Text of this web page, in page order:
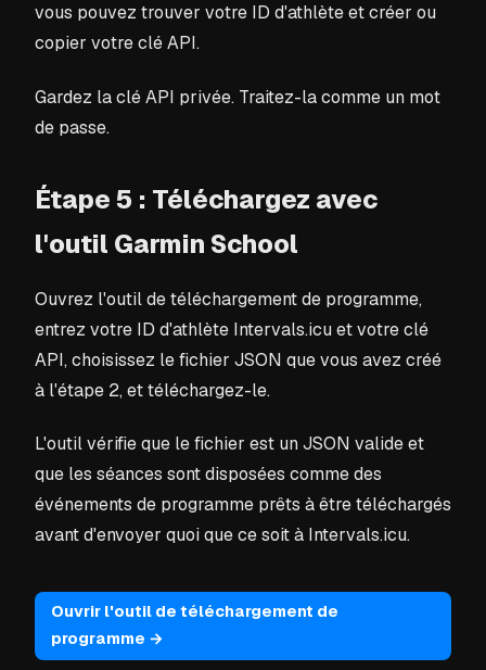
vous pouvez trouver votre ID d'athlète et créer ou
copier votre clé API.
Gardez la clé API privée. Traitez-la comme un mot
de passe.
Étape 5 : Téléchargez avec
l'outil Garmin School
Ouvrez l'outil de téléchargement de programme,
entrez votre ID d'athlète Intervals.icu et votre clé
API, choisissez le fichier JSON que vous avez créé
à l'étape 2, et téléchargez-le.
L'outil vérifie que le fichier est un JSON valide et
que les séances sont disposées comme des
événements de programme prêts à être téléchargés
avant d'envoyer quoi que ce soit à Intervals.icu.
Ouvrir l'outil de téléchargement de
programme →